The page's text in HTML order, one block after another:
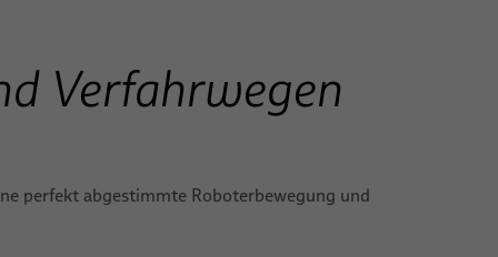
Verfahrwegen
perfekt abgestimmte Roboterbewegung und